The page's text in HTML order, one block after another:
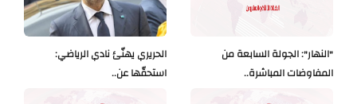
الحريري يهنّئ نادي الرياضي:
استحقّها عن..
"النهار": الجولة السابعة من
المفاوضات المباشرة..